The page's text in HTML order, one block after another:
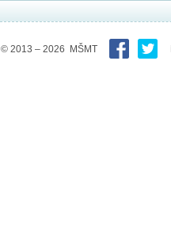
© 2013 – 2026 MŠMT